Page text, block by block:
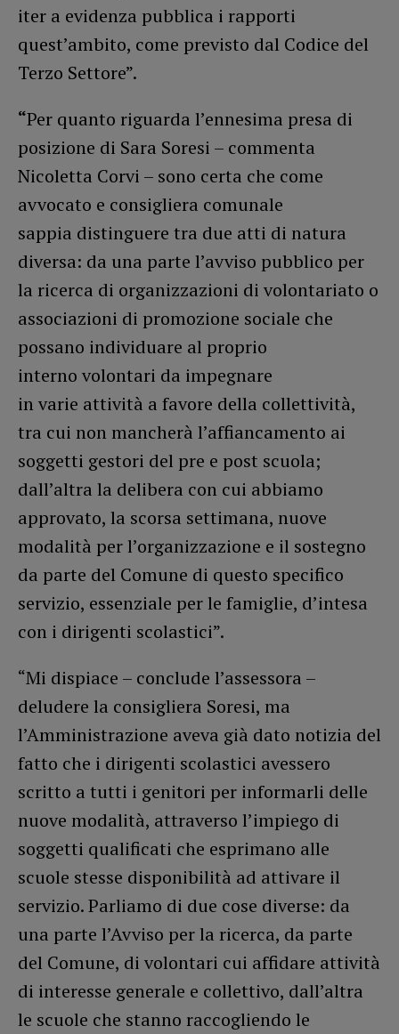
iter a evidenza pubblica i rapporti
quest’ambito, come previsto dal Codice del
Terzo Settore”.
“Per quanto riguarda l’ennesima presa di
posizione di Sara Soresi – commenta
Nicoletta Corvi – sono certa che come
avvocato e consigliera comunale
sappia distinguere tra due atti di natura
diversa: da una parte l’avviso pubblico per
la ricerca di organizzazioni di volontariato o
associazioni di promozione sociale che
possano individuare al proprio
interno volontari da impegnare
in varie attività a favore della collettività,
tra cui non mancherà l’affiancamento ai
soggetti gestori del pre e post scuola;
dall’altra la delibera con cui abbiamo
approvato, la scorsa settimana, nuove
modalità per l’organizzazione e il sostegno
da parte del Comune di questo specifico
servizio, essenziale per le famiglie, d’intesa
con i dirigenti scolastici”.
“Mi dispiace – conclude l’assessora –
deludere la consigliera Soresi, ma
l’Amministrazione aveva già dato notizia del
fatto che i dirigenti scolastici avessero
scritto a tutti i genitori per informarli delle
nuove modalità, attraverso l’impiego di
soggetti qualificati che esprimano alle
scuole stesse disponibilità ad attivare il
servizio. Parliamo di due cose diverse: da
una parte l’Avviso per la ricerca, da parte
del Comune, di volontari cui affidare attività
di interesse generale e collettivo, dall’altra
le scuole che stanno raccogliendo le